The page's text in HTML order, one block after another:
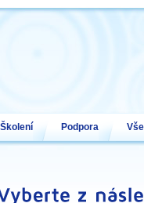
Školení Podpora